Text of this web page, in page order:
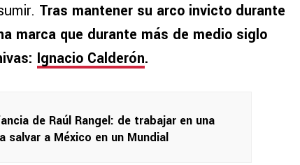
Tras mantener su arco invicto durante
marca que durante más de medio siglo
Ignacio Calderón.
de Raúl Rangel: de trabajar en una
salvar a México en un Mundial